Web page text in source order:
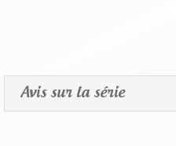
Avis sur la série